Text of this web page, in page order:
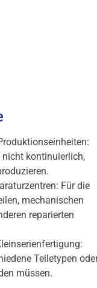
nicht kontinuierlich,
Für die
mechanischen
reparierten
Teiletypen
müssen.